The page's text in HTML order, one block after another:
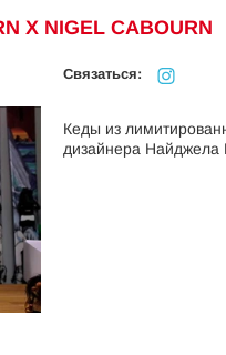
X NIGEL CABOURN
Cвязаться:
Кеды из
дизайнера Найджела